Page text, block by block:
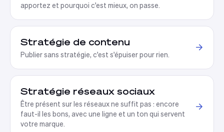
apportez et pourquoi c'est mieux, on passe
Stratégie de contenu
Publier sans stratégie, c'est s'épuiser pour rien
Stratégie réseaux sociaux
Être présent sur les réseaux ne suffit pas : encore
faut-il les bons, avec une ligne et un ton qui servent
votre marque